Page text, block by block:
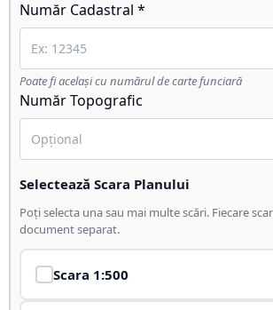
Număr Cadastral *
Poate fi același cu numărul de carte funciară
Număr Topografic
Selectează Scara Planului
Poți selecta una sau mai multe scări. Fiecare
document separat.
Scara 1:500